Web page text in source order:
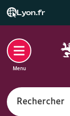
Lyon.fr
Rechercher
Menu